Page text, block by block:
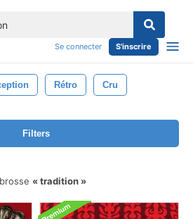
Se connecter S'inscrire
Rétro Cru
Filters
tradition